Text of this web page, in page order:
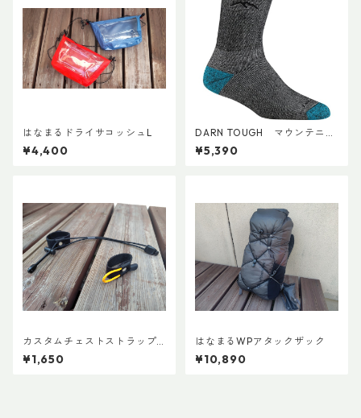
はなまるドライサコッシュL
¥4,400
DARN TOUGH マウンテニア
リング マイクロクルー ヘビー
ウェイト フルクッション W's
¥5,390
カスタムチェストストラップ V
er.2
¥1,650
はなまるWPアタックザック
¥10,890